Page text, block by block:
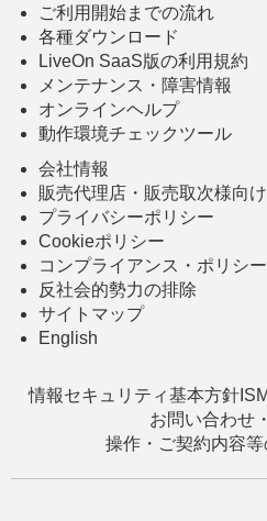
ご利用開始までの流れ
各種ダウンロード
LiveOn SaaS版の利用規約
メンテナンス・障害情報
オンラインヘルプ
動作環境チェックツール
会社情報
販売代理店・販売取次様向
プライバシーポリシー
Cookieポリシー
コンプライアンス・ポリシー
反社会的勢力の排除
サイトマップ
English
情報セキュリティ基本方針
お問い合わせ
操作・ご契約内容